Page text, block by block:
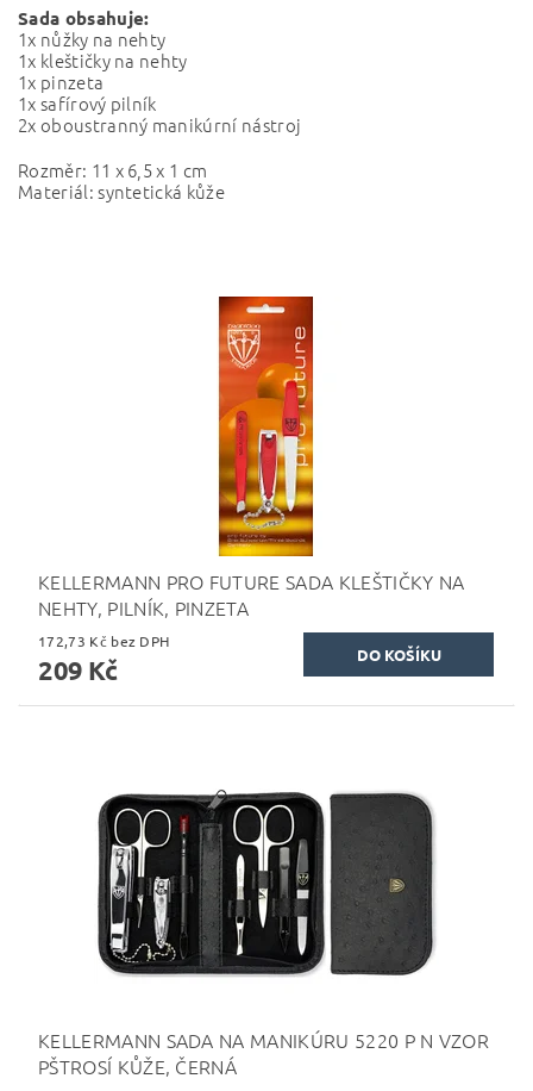
Sada obsahuje:
1x nůžky na nehty
1x kleštičky na nehty
1x pinzeta
1x safírový pilník
2x oboustranný manikúrní nástroj
Rozměr: 11 x 6,5 x 1 cm
Materiál: syntetická kůže
KELLERMANN PRO FUTURE SADA KLEŠTIČKY NA
NEHTY, PILNÍK, PINZETA
172,73 Kč bez DPH
209 Kč
KELLERMANN SADA NA MANIKÚRU 5220 P N VZOR
PŠTROSÍ KŮŽE, ČERNÁ